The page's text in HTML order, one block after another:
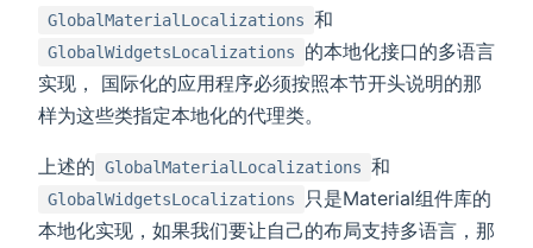
GlobalMaterialLocalizations 和
GlobalWidgetsLocalizations
的本地化接口的多语言
实现， 国际化的应用程序必须按照本节开头说明的那
样为这些类指定本地化的代理类。
上述的 GlobalMaterialLocalizations 和
GlobalWidgetsLocalizations
只是Material组件库的
本地化实现，如果我们要让自己的布局支持多语言，那